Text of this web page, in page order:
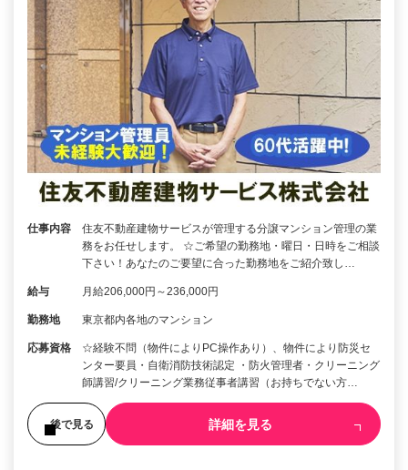
仕事内容
住友不動産建物サービスが管理する分譲マンション管理の業
務をお任せします。 ☆ご希望の勤務地・曜日・日時をご相談
下さい！あなたのご要望に合った勤務地をご紹介致し…
給与 月給206,000円～236,000円
勤務地 東京都内各地のマンション
応募資格
☆経験不問（物件によりPC操作あり）、物件により防災セ
ンター要員・自衛消防技術認定 ・防火管理者・クリーニング
師講習/クリーニング業務従事者講習（お持ちでない方…
後で見る 詳細を見る